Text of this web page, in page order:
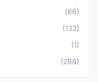
(66)
(132)
(1)
(288)